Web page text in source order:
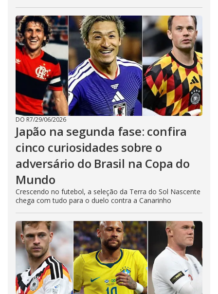
DO R7/29/06/2026
Japão na segunda fase: confira
cinco curiosidades sobre o
adversário do Brasil na Copa do
Mundo
Crescendo no futebol, a seleção da Terra do Sol Nascente
chega com tudo para o duelo contra a Canarinho